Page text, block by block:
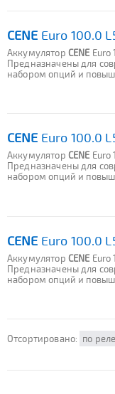
CENE Euro 100.0
Аккумулятор CENE
Предназначены для
набором опций и
CENE Euro 100.0
Аккумулятор CENE
Предназначены для
набором опций и
CENE Euro 100.0
Аккумулятор CENE
Предназначены для
набором опций и
Отсортировано: по